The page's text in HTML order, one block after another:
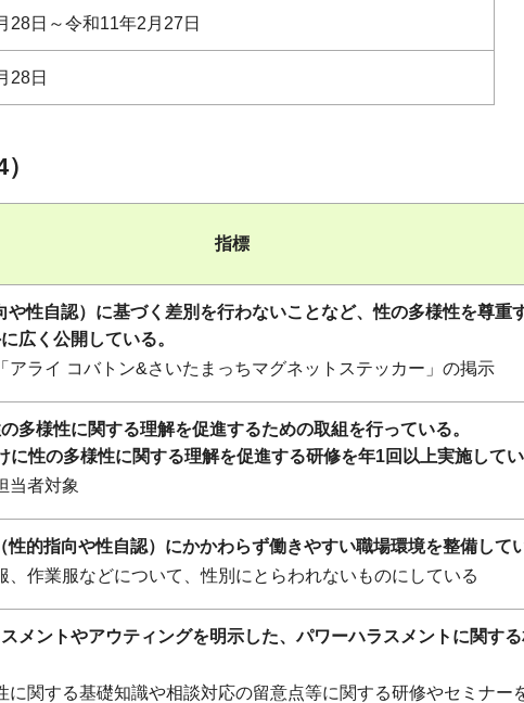
28日～令和11年2月27日
28日
指標
や性自認）に基づく差別を行わないことなど、性の多様性を尊重
広く公開している。
アライ コバトン&さいたまっちマグネットステッカー」の掲示
多様性に関する理解を促進するための取組を行っている。
に性の多様性に関する理解を促進する研修を年1回以上実施して
当者対象
性的指向や性自認）にかかわらず働きやすい職場環境を整備して
、作業服などについて、性別にとらわれないものにしている
スメントやアウティングを明示した、パワーハラスメントに関す
に関する基礎知識や相談対応の留意点等に関する研修やセミナー